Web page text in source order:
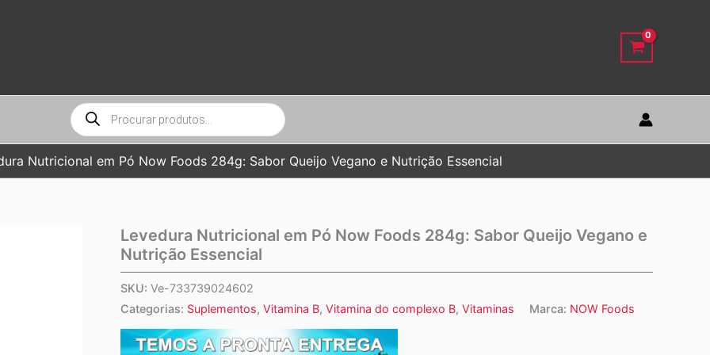
Pesquisar
produtos
Nutricional em Pó Now Foods 284g: Sabor Queijo Vegano e Nutrição Essencial
Levedura Nutricional em Pó Now Foods 284g: Sabor Queijo Vegano e
Nutrição Essencial
SKU: Ve-733739024602
Categorias: Suplementos, Vitamina B, Vitamina do complexo B, Vitaminas Marca: NOW Foods